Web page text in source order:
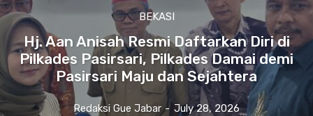
BEKASI
Hj. Aan Anisah Resmi Daftarkan Diri di
Pilkades Pasirsari, Pilkades Damai demi
Pasirsari Maju dan Sejahtera
Redaksi Gue Jabar - July 28, 2026